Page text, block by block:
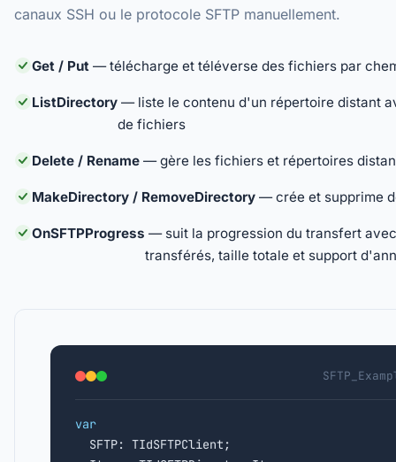
canaux SSH ou le protocole SFTP manuellement.
Get / Put — télécharge et téléverse des fichiers par
ListDirectory — liste le contenu d'un répertoire distant
de fichiers
Delete / Rename — gère les fichiers et répertoires
MakeDirectory / RemoveDirectory — crée et supprime
OnSFTPProgress — suit la progression du transfert
transférés, taille totale et support
var
SFTP: TIdSFTPClient;